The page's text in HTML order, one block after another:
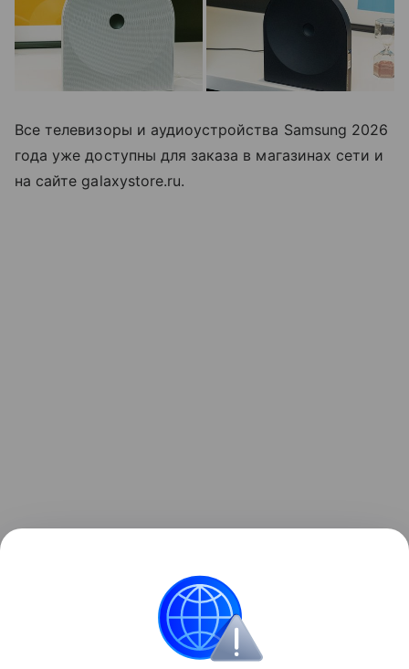
Все телевизоры и аудиоустройства Samsung 2026
года уже доступны для заказа в магазинах сети и
на сайте galaxystore.ru.
первый ЖК-телевизор с подсветкой RGB microLED
телевизоры